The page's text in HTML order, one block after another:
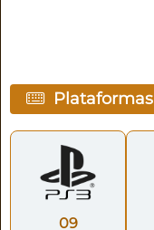
Plataformas
09